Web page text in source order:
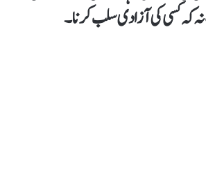
نہ کہ کسی کی آزادی سلب کرنا۔